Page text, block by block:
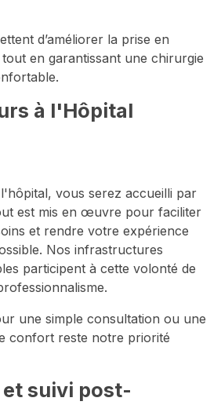
d’améliorer la prise en
en garantissant une chirurgie
à l'Hôpital
vous serez accueilli par
est mis en œuvre pour faciliter
et rendre votre expérience
Nos infrastructures
participent à cette volonté de
une simple consultation ou une
confort reste notre priorité
suivi post-